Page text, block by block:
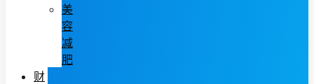
美
容
减
肥
财